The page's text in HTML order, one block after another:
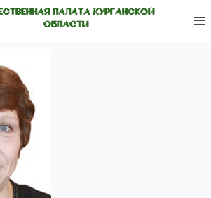
ПАЛАТА КУРГАНСКОЙ
ОБЛАСТИ